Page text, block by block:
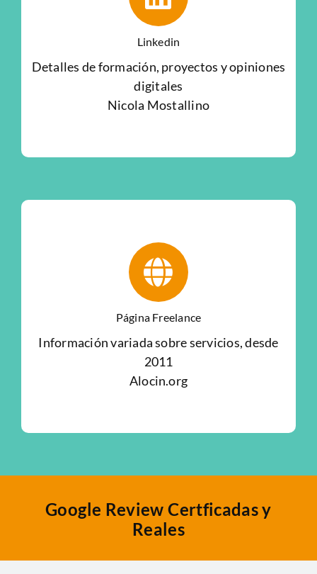
Linkedin
Detalles de formación, proyectos y opiniones
digitales
Nicola Mostallino
Página Freelance
Información variada sobre servicios, desde
2011
Alocin.org
Google Review Certficadas y
Reales